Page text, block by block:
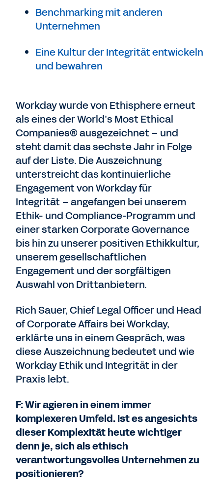
Benchmarking mit anderen
Unternehmen
Eine Kultur der Integrität entwickeln
und bewahren
Workday wurde von Ethisphere erneut
als eines der World’s Most Ethical
Companies® ausgezeichnet – und
steht damit das sechste Jahr in Folge
auf der Liste. Die Auszeichnung
unterstreicht das kontinuierliche
Engagement von Workday für
Integrität – angefangen bei unserem
Ethik- und Compliance-Programm und
einer starken Corporate Governance
bis hin zu unserer positiven Ethikkultur,
unserem gesellschaftlichen
Engagement und der sorgfältigen
Auswahl von Drittanbietern.
Rich Sauer, Chief Legal Officer und Head
of Corporate Affairs bei Workday,
erklärte uns in einem Gespräch, was
diese Auszeichnung bedeutet und wie
Workday Ethik und Integrität in der
Praxis lebt.
F: Wir agieren in einem immer
komplexeren Umfeld. Ist es angesichts
dieser Komplexität heute wichtiger
denn je, sich als ethisch
verantwortungsvolles Unternehmen zu
positionieren?